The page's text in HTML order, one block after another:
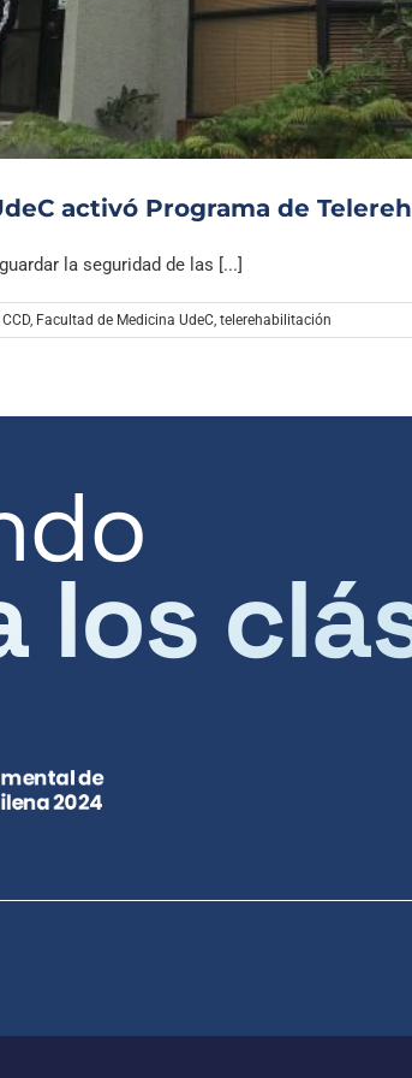
activó Programa de
la seguridad de las [...]
CCD, Facultad de Medicina UdeC, telerehabilitación
los